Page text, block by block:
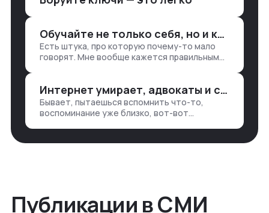
продажи, заявки, прогресс по проекту
— все ручками
Обучайте не только себя, но и клиентов
Есть штука, про которую почему-то мало
говорят. Мне вообще кажется правильным
хватаешь у клиента: е…
Интернет умирает, адвокаты и судьи в растерянности, а я хочу песню
Бывает, пытаешься вспомнить что-то,
воспоминание уже близко, вот-вот
неделями, если сильно не повезе…
Публикации в СМИ